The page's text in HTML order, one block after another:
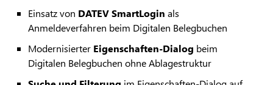
Einsatz von DATEV SmartLogin als
Anmeldeverfahren beim Digitalen Belegbuchen
Modernisierter Eigenschaften-Dialog beim
Digitalen Belegbuchen ohne Ablagestruktur